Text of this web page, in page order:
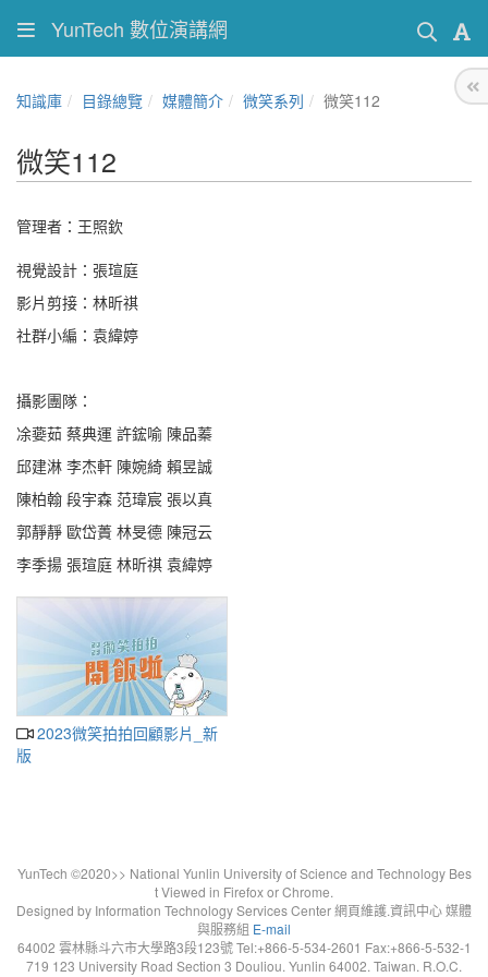
YunTech 數位演講網
知識庫 目錄總覽 媒體簡介 微笑系列 微笑112
微笑112
管理者：王照欽
視覺設計：張瑄庭
影片剪接：林昕祺
社群小編：袁緯婷
攝影團隊：
凃嬊茹 蔡典運 許鋐喻 陳品蓁
邱建淋 李杰軒 陳婉綺 賴昱誠
陳柏翰 段宇森 范瑋宸 張以真
郭靜靜 歐岱蕢 林旻德 陳冠云
李季揚 張瑄庭 林昕祺 袁緯婷
2023微笑拍拍回顧影片_新
版
YunTech ©2020>> National Yunlin University of Science and Technology Bes
t Viewed in Firefox or Chrome.
Designed by Information Technology Services Center 網頁維護.資訊中心 媒體
與服務組 E-mail
64002 雲林縣斗六市大學路3段123號 Tel:+866-5-534-2601 Fax:+866-5-532-1
719 123 University Road Section 3 Douliou. Yunlin 64002. Taiwan. R.O.C.